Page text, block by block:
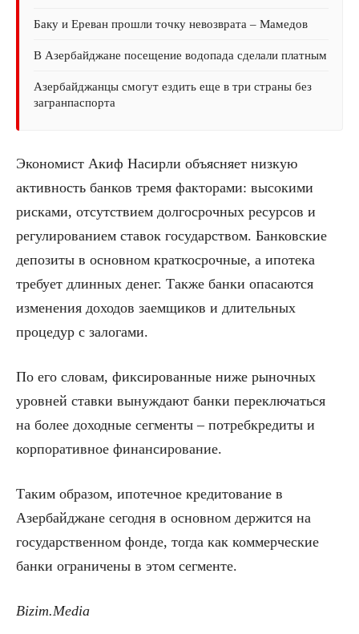
Баку и Ереван прошли точку невозврата – Мамедов
В Азербайджане посещение водопада сделали платным
Азербайджанцы смогут ездить еще в три страны без
загранпаспорта
Экономист Акиф Насирли объясняет низкую
активность банков тремя факторами: высокими
рисками, отсутствием долгосрочных ресурсов и
регулированием ставок государством. Банковские
депозиты в основном краткосрочные, а ипотека
требует длинных денег. Также банки опасаются
изменения доходов заемщиков и длительных
процедур с залогами.
По его словам, фиксированные ниже рыночных
уровней ставки вынуждают банки переключаться
на более доходные сегменты – потребкредиты и
корпоративное финансирование.
Таким образом, ипотечное кредитование в
Азербайджане сегодня в основном держится на
государственном фонде, тогда как коммерческие
банки ограничены в этом сегменте.
Bizim.Media